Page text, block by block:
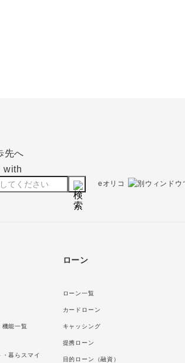
機能一覧
暮らスマイ
ローン
ローン一覧
カードローン
キャッシング
提携ローン
目的ローン（融資）
eオリコ